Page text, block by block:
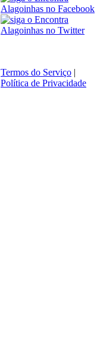
Termos do Serviço |
Política de Privacidade